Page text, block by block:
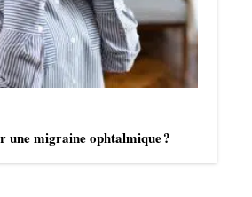
une migraine ophtalmique ?